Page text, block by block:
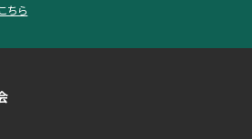
ちら